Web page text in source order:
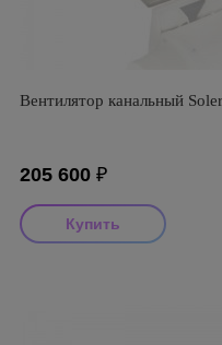
Вентилятор канальный
205 600 ₽